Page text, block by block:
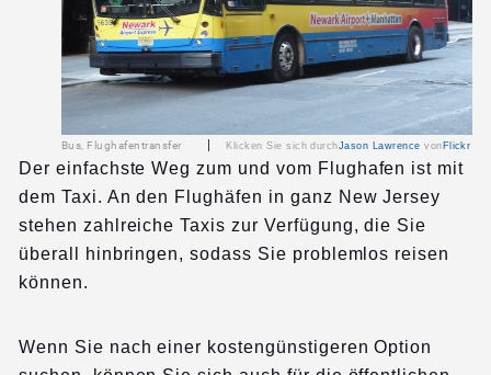
Bus, Flughafentransfer |Klicken Sie sich durchJason Lawrence von Flickr
Der einfachste Weg zum und vom Flughafen ist mit
dem Taxi. An den Flughäfen in ganz New Jersey
stehen zahlreiche Taxis zur Verfügung, die Sie
überall hinbringen, sodass Sie problemlos reisen
können.
Wenn Sie nach einer kostengünstigeren Option